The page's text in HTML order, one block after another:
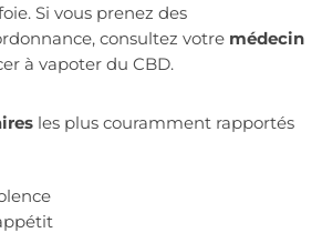
Si vous prenez des
consultez votre médecin
à vapoter du CBD.
les plus couramment rapportés